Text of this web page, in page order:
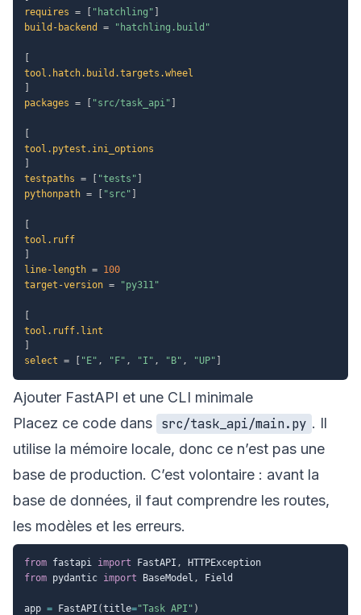
requires = "hatchling"
build-backend
= "hatchling.build"
tool.hatch.build.targets.wheel
packages = "src/task_api"
tool.pytest.ini_options
testpaths = "tests"
pythonpath = "src"
tool.ruff
line-length = 100
target-version = "py311"
tool.ruff.lint
select = "E" , "F" , "I" , "B" , "UP"
Ajouter FastAPI et une CLI minimale
Placez ce code dans src/task_api/main.py . Il
utilise la mémoire locale, donc ce n’est pas une
base de production. C’est volontaire : avant la
base de données, il faut comprendre les routes,
les modèles et les erreurs.
from fastapi import FastAPI ,
from pydantic import BaseModel , Field
app = FastAPI (title="Task API" )